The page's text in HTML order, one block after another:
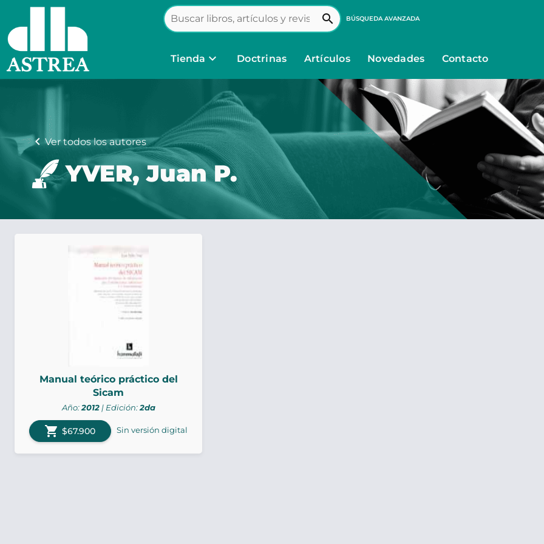
search BÚSQUEDA AVANZADA
Tienda keyboard_arrow_down Doctrinas Artículos Novedades Contacto
chevron_leftVer todos los autores
YVER, Juan P.
Manual teórico práctico del
Sicam
Año:2012| Edición:2da
shopping_cart $67.900 Sin versión digital